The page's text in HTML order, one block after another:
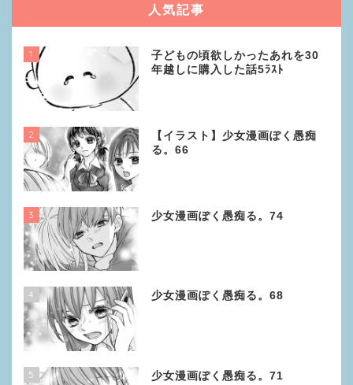
人気記事
1
子どもの頃欲しかったあれを30
年越しに購入した話5ﾗｽﾄ
2
【イラスト】少女漫画ぽく愚痴
る。66
3 少女漫画ぽく愚痴る。74
4 少女漫画ぽく愚痴る。68
5 少女漫画ぽく愚痴る。71